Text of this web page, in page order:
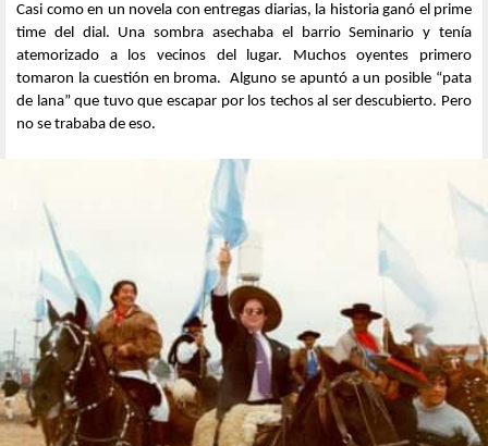
Casi como en un novela con entregas diarias, la historia ganó el prime
time del dial. Una sombra asechaba el barrio Seminario y tenía
atemorizado a los vecinos del lugar. Muchos oyentes primero
tomaron la cuestión en broma. Alguno se apuntó a un posible “pata
de lana” que tuvo que escapar por los techos al ser descubierto. Pero
no se trababa de eso.